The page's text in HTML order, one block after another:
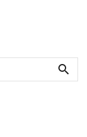
search